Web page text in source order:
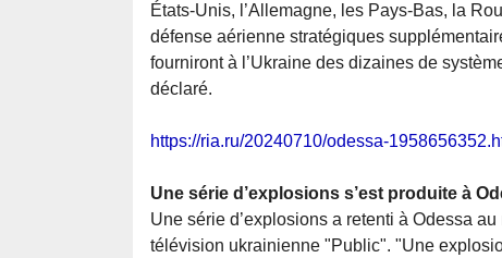
États-Unis, l’Allemagne, les Pays-Bas, la
défense aérienne stratégiques
fourniront à l’Ukraine des dizaines de
déclaré.
https://ria.ru/20240710/odessa-
Une série d’explosions s’est produite à
Une série d’explosions a retenti à Odessa
télévision ukrainienne "Public". "Une